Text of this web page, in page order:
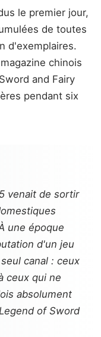
le premier jour,
de toutes
d'exemplaires.
chinois
and Fairy
pendant six
venait de sortir
une époque
d'un jeu
canal : ceux
ceux qui ne
absolument
of Sword